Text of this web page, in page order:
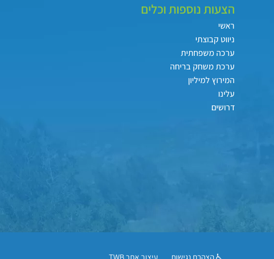
הצעות נוספות וכלים
ראשי
ניווט קבוצתי
ערכה משפחתית
ערכת משחק בריחה
המירוץ למיליון
עלינו
דרושים